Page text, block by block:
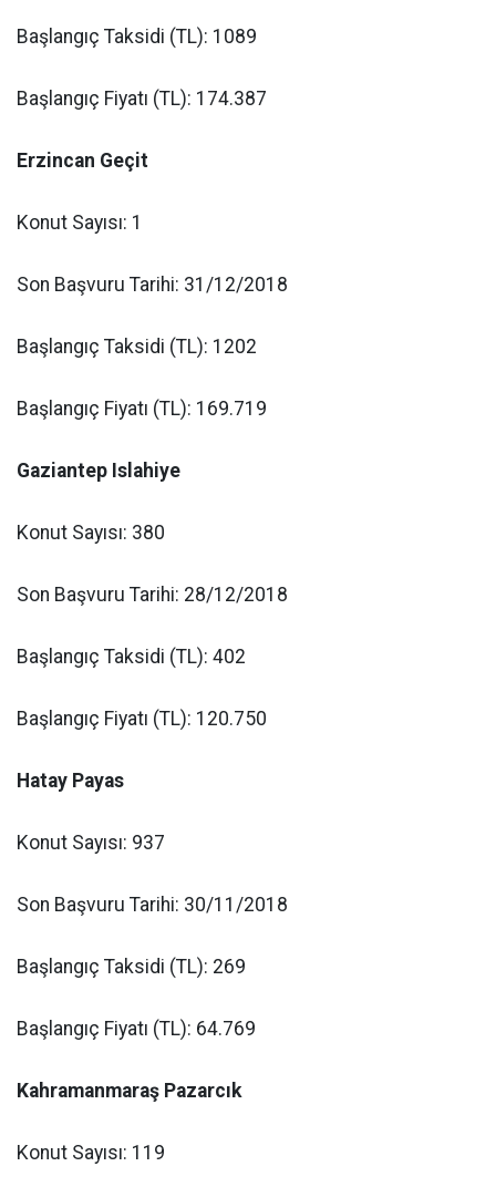
Başlangıç Taksidi (TL): 1089
Başlangıç Fiyatı (TL): 174.387
Erzincan Geçit
Konut Sayısı: 1
Son Başvuru Tarihi: 31/12/2018
Başlangıç Taksidi (TL): 1202
Başlangıç Fiyatı (TL): 169.719
Gaziantep Islahiye
Konut Sayısı: 380
Son Başvuru Tarihi: 28/12/2018
Başlangıç Taksidi (TL): 402
Başlangıç Fiyatı (TL): 120.750
Hatay Payas
Konut Sayısı: 937
Son Başvuru Tarihi: 30/11/2018
Başlangıç Taksidi (TL): 269
Başlangıç Fiyatı (TL): 64.769
Kahramanmaraş Pazarcık
Konut Sayısı: 119